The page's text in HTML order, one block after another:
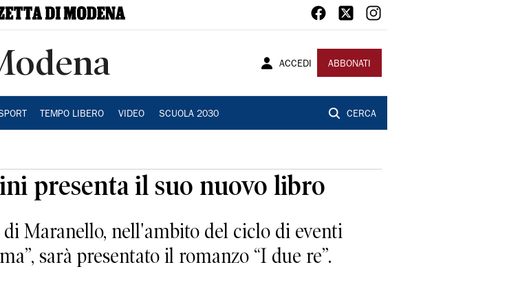
ACCEDI ABBONATI
TEMPO LIBERO VIDEO SCUOLA 2030 CERCA
presenta il suo nuovo libro
di Maranello, nell'ambito del ciclo di eventi
sarà presentato il romanzo “I due re”.